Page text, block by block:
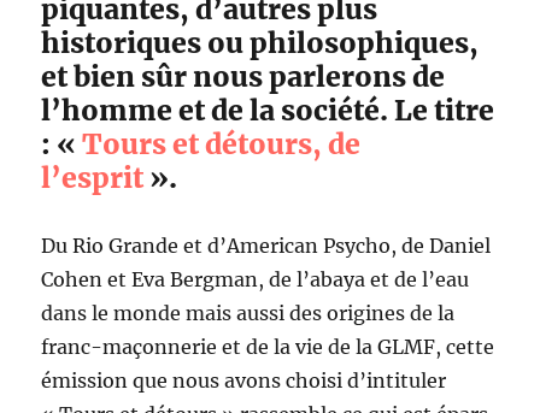
piquantes, d’autres plus
historiques ou philosophiques,
et bien sûr nous parlerons de
l’homme et de la société. Le titre
: «Tours et détours, de
l’esprit».
Du Rio Grande et d’American Psycho, de Daniel
Cohen et Eva Bergman, de l’abaya et de l’eau
dans le monde mais aussi des origines de la
franc-maçonnerie et de la vie de la GLMF, cette
émission que nous avons choisi d’intituler